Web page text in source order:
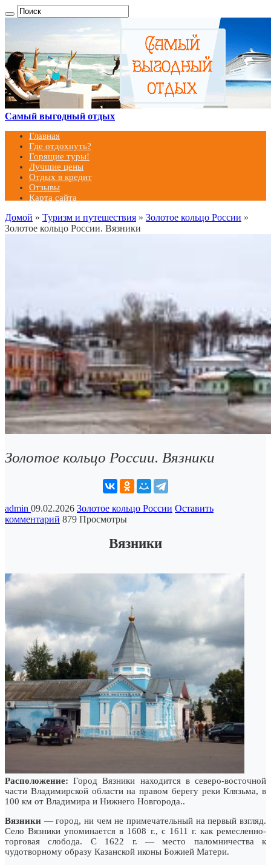
Самый выгодный отдых
Главная
Где отдохнуть?
Горящие туры!
Лучшие цены
Отдых в кредит
Отзывы
Карта сайта
Домой » Туризм и путешествия » Золотое кольцо России »
Золотое кольцо России. Вязники
Золотое кольцо России. Вязники
admin 09.02.2026 Золотое кольцо России Оставить
комментарий 879 Просмотры
Вязники
Расположение:Город Вязники находится в северо-восточной
части Владимирской области на правом берегу реки Клязьма, в
100 км от Владимира и Нижнего Новгорода..
Вязники — город, ни чем не примечательный на первый взгляд.
Село Вязники упоминается в 1608 г., с 1611 г. как ремесленно-
торговая слобода. С 1622 г. — место паломничества к
чудотворному образу Казанской иконы Божией Матери.